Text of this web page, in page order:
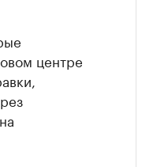
центре